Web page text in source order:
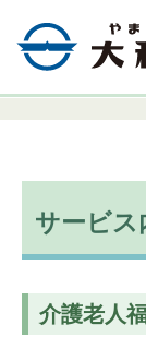
サービス
介護老人